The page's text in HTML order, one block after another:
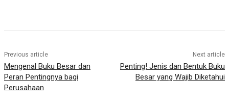
Previous article
Mengenal Buku Besar dan
Peran Pentingnya bagi
Perusahaan
Next article
Penting! Jenis dan Bentuk Buku
Besar yang Wajib Diketahui